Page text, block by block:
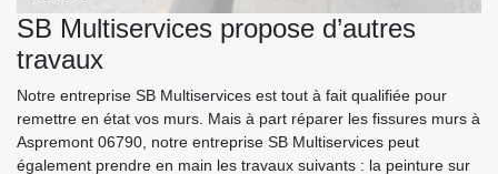
SB Multiservices propose d’autres
travaux
Notre entreprise SB Multiservices est tout à fait qualifiée pour
remettre en état vos murs. Mais à part réparer les fissures murs à
Aspremont 06790, notre entreprise SB Multiservices peut
également prendre en main les travaux suivants : la peinture sur